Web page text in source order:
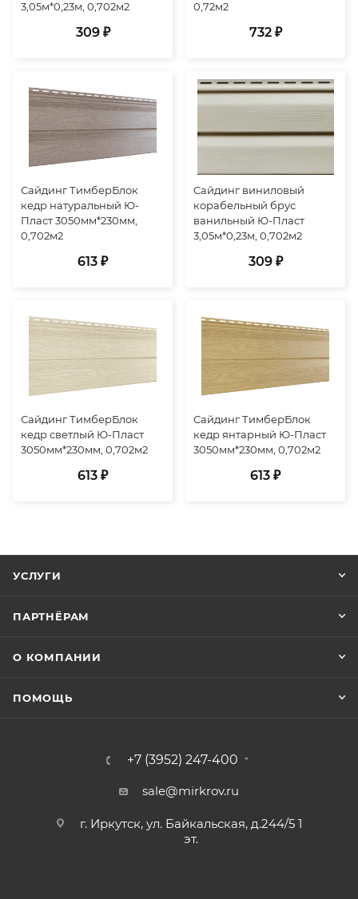
3,05м*0,23м, 0,702м2
309 ₽
0,72м2
732 ₽
Сайдинг ТимберБлок
кедр натуральный Ю-
Пласт 3050мм*230мм,
0,702м2
613 ₽
Сайдинг виниловый
корабельный брус
ванильный Ю-Пласт
3,05м*0,23м, 0,702м2
309 ₽
Сайдинг ТимберБлок
кедр светлый Ю-Пласт
3050мм*230мм, 0,702м2
613 ₽
Сайдинг ТимберБлок
кедр янтарный Ю-Пласт
3050мм*230мм, 0,702м2
613 ₽
УСЛУГИ
ПАРТНЁРАМ
О КОМПАНИИ
ПОМОЩЬ
+7 (3952) 247-400
sale@mirkrov.ru
г. Иркутск, ул. Байкальская, д.244/5 1
эт.